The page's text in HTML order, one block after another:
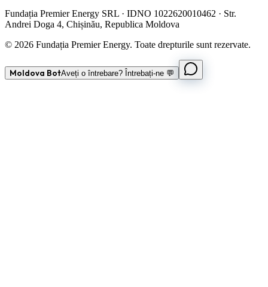
Fundația Premier Energy SRL · IDNO 1022620010462 · Str.
Andrei Doga 4, Chișinău, Republica Moldova
© 2026 Fundația Premier Energy. Toate drepturile sunt rezervate.
Moldova BotAveți o întrebare? Întrebați-ne 💬